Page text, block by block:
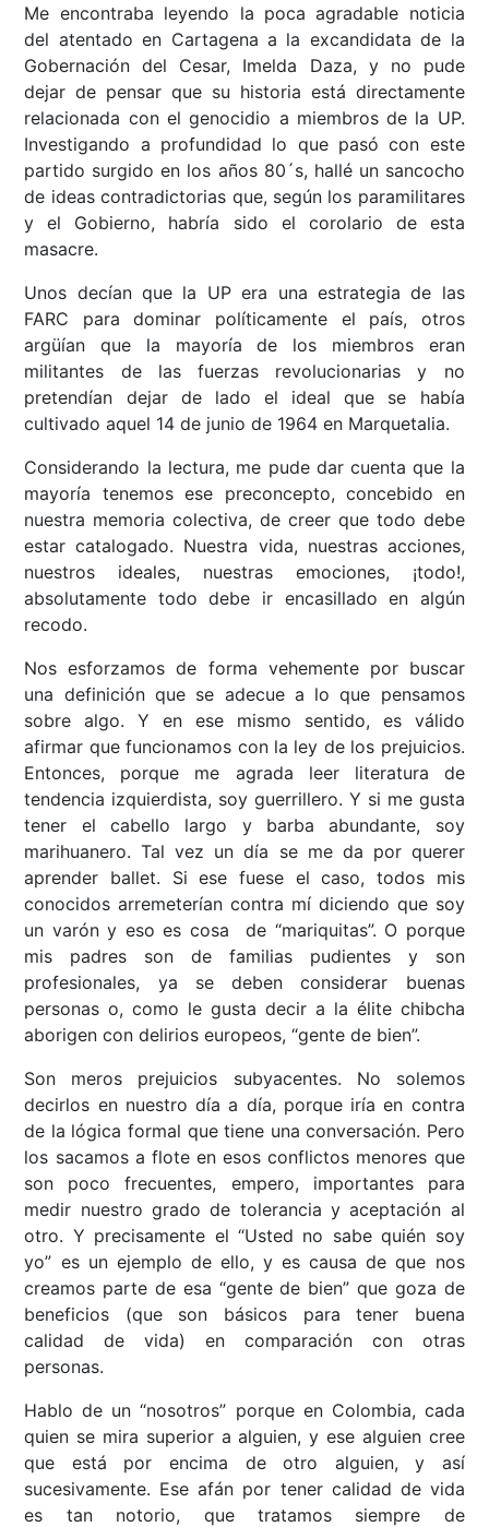
Me encontraba leyendo la poca agradable noticia
del atentado en Cartagena a la excandidata de la
Gobernación del Cesar, Imelda Daza, y no pude
dejar de pensar que su historia está directamente
relacionada con el genocidio a miembros de la UP.
Investigando a profundidad lo que pasó con este
partido surgido en los años 80´s, hallé un sancocho
de ideas contradictorias que, según los paramilitares
y el Gobierno, habría sido el corolario de esta
masacre.
Unos decían que la UP era una estrategia de las
FARC para dominar políticamente el país, otros
argüían que la mayoría de los miembros eran
militantes de las fuerzas revolucionarias y no
pretendían dejar de lado el ideal que se había
cultivado aquel 14 de junio de 1964 en Marquetalia.
Considerando la lectura, me pude dar cuenta que la
mayoría tenemos ese preconcepto, concebido en
nuestra memoria colectiva, de creer que todo debe
estar catalogado. Nuestra vida, nuestras acciones,
nuestros ideales, nuestras emociones, ¡todo!,
absolutamente todo debe ir encasillado en algún
recodo.
Nos esforzamos de forma vehemente por buscar
una definición que se adecue a lo que pensamos
sobre algo. Y en ese mismo sentido, es válido
afirmar que funcionamos con la ley de los prejuicios.
Entonces, porque me agrada leer literatura de
tendencia izquierdista, soy guerrillero. Y si me gusta
tener el cabello largo y barba abundante, soy
marihuanero. Tal vez un día se me da por querer
aprender ballet. Si ese fuese el caso, todos mis
conocidos arremeterían contra mí diciendo que soy
un varón y eso es cosa de “mariquitas”. O porque
mis padres son de familias pudientes y son
profesionales, ya se deben considerar buenas
personas o, como le gusta decir a la élite chibcha
aborigen con delirios europeos, “gente de bien”.
Son meros prejuicios subyacentes. No solemos
decirlos en nuestro día a día, porque iría en contra
de la lógica formal que tiene una conversación. Pero
los sacamos a flote en esos conflictos menores que
son poco frecuentes, empero, importantes para
medir nuestro grado de tolerancia y aceptación al
otro. Y precisamente el “Usted no sabe quién soy
yo” es un ejemplo de ello, y es causa de que nos
creamos parte de esa “gente de bien” que goza de
beneficios (que son básicos para tener buena
calidad de vida) en comparación con otras
personas.
Hablo de un “nosotros” porque en Colombia, cada
quien se mira superior a alguien, y ese alguien cree
que está por encima de otro alguien, y así
sucesivamente. Ese afán por tener calidad de vida
es tan notorio, que tratamos siempre de